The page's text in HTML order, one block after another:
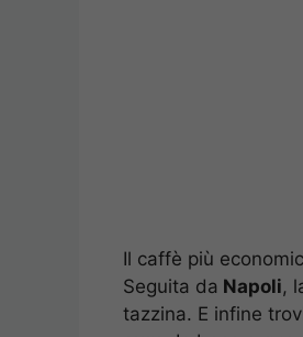
Il caffè più
Seguita da Napoli,
tazzina. E infine